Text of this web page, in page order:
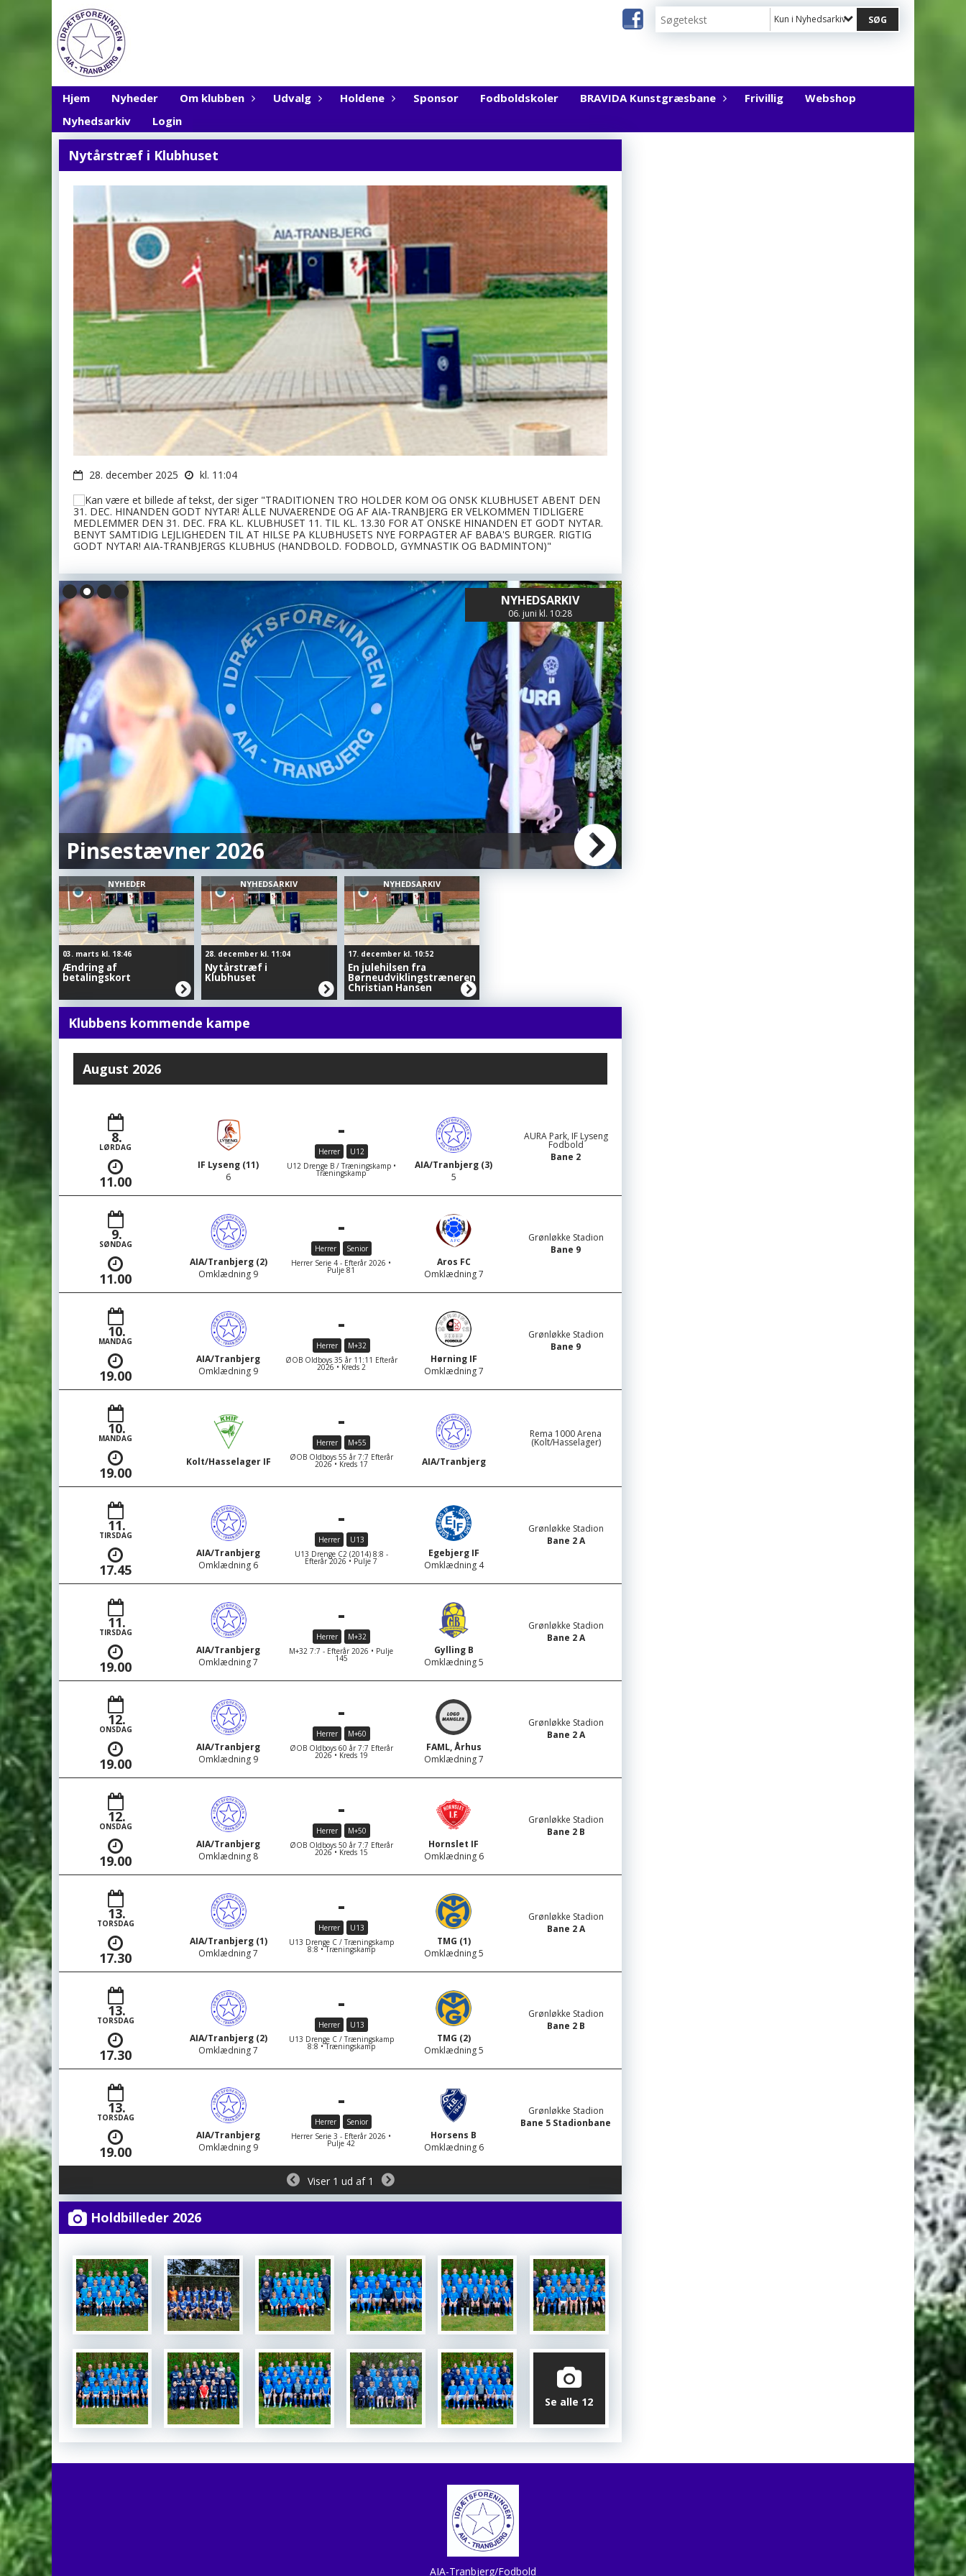
Kun i Nyhedsarkiv
Hjem Nyheder Om klubben Udvalg Holdene Sponsor Fodboldskoler BRAVIDA Kunstgræsbane Frivillig
Webshop
Nyhedsarkiv
Login
Nytårstræf i Klubhuset
28. december 2025 kl. 11:04
NYHEDSARKIV
06. juni kl. 10:28
Pinsestævner 2026
NYHEDER
03. marts kl. 18:46
Ændring af
betalingskort
NYHEDSARKIV
28. december kl. 11:04
Nytårstræf i
Klubhuset
NYHEDSARKIV
17. december kl. 10:52
En julehilsen fra
Børneudviklingstræneren
Christian Hansen
Klubbens kommende kampe
August 2026
8.
LØRDAG
11.00
IF Lyseng (11)
6
-
Herrer
U12
U12 Drenge B / Træningskamp •
Træningskamp
AIA/Tranbjerg (3)
5
AURA Park, IF Lyseng
Fodbold
Bane 2
9.
SØNDAG
11.00
AIA/Tranbjerg (2)
Omklædning 9
-
Herrer
Senior
Herrer Serie 4 - Efterår 2026 •
Pulje 81
Aros FC
Omklædning 7
Grønløkke Stadion
Bane 9
10.
MANDAG
19.00
AIA/Tranbjerg
Omklædning 9
-
Herrer
M+32
ØOB Oldboys 35 år 11:11 Efterår
2026 • Kreds 2
Hørning IF
Omklædning 7
Grønløkke Stadion
Bane 9
10.
MANDAG
19.00
Kolt/Hasselager IF
-
Herrer
M+55
ØOB Oldboys 55 år 7:7 Efterår
2026 • Kreds 17 AIA/Tranbjerg
Rema 1000 Arena
(Kolt/Hasselager)
11.
TIRSDAG
17.45
AIA/Tranbjerg
Omklædning 6
-
Herrer
U13
U13 Drenge C2 (2014) 8:8 -
Efterår 2026 • Pulje 7
Egebjerg IF
Omklædning 4
Grønløkke Stadion
Bane 2 A
11.
TIRSDAG
19.00
AIA/Tranbjerg
Omklædning 7
-
Herrer
M+32
M+32 7:7 - Efterår 2026 • Pulje
145
Gylling B
Omklædning 5
Grønløkke Stadion
Bane 2 A
12.
ONSDAG
19.00
AIA/Tranbjerg
Omklædning 9
-
Herrer
M+60
ØOB Oldboys 60 år 7:7 Efterår
2026 • Kreds 19
FAML, Århus
Omklædning 7
Grønløkke Stadion
Bane 2 A
12.
ONSDAG
19.00
AIA/Tranbjerg
Omklædning 8
-
Herrer
M+50
ØOB Oldboys 50 år 7:7 Efterår
2026 • Kreds 15
Hornslet IF
Omklædning 6
Grønløkke Stadion
Bane 2 B
13.
TORSDAG
17.30
AIA/Tranbjerg (1)
Omklædning 7
-
Herrer
U13
U13 Drenge C / Træningskamp
8:8 • Træningskamp
TMG (1)
Omklædning 5
Grønløkke Stadion
Bane 2 A
13.
TORSDAG
17.30
AIA/Tranbjerg (2)
Omklædning 7
-
Herrer
U13
U13 Drenge C / Træningskamp
8:8 • Træningskamp
TMG (2)
Omklædning 5
Grønløkke Stadion
Bane 2 B
13.
TORSDAG
19.00
AIA/Tranbjerg
Omklædning 9
-
Herrer
Senior
Herrer Serie 3 - Efterår 2026 •
Pulje 42
Horsens B
Omklædning 6
Grønløkke Stadion
Bane 5 Stadionbane
Viser 1 ud af 1
Holdbilleder 2026
Se alle 12
AIA-Tranbjerg/Fodbold